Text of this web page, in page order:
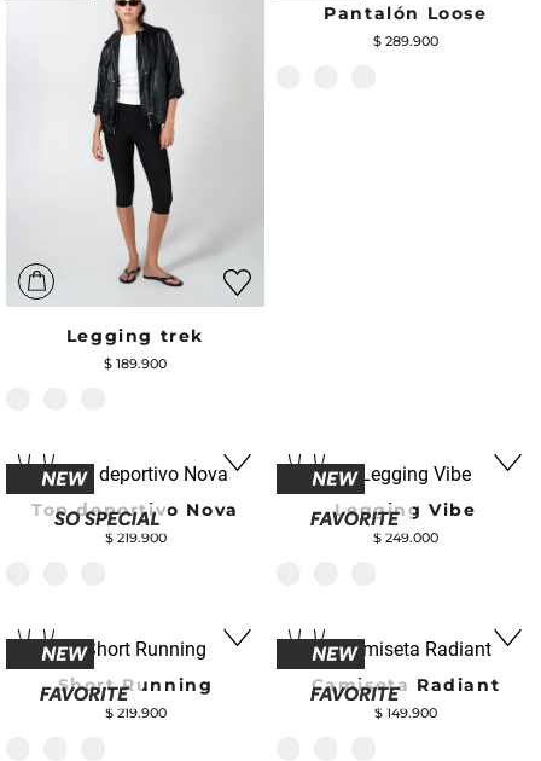
Legging trek
$ 189.900
Pantalón Loose
$ 289.900
Top deportivo Nova
$ 219.900
Legging Vibe
$ 249.000
Short Running
$ 219.900
Camiseta Radiant
$ 149.900